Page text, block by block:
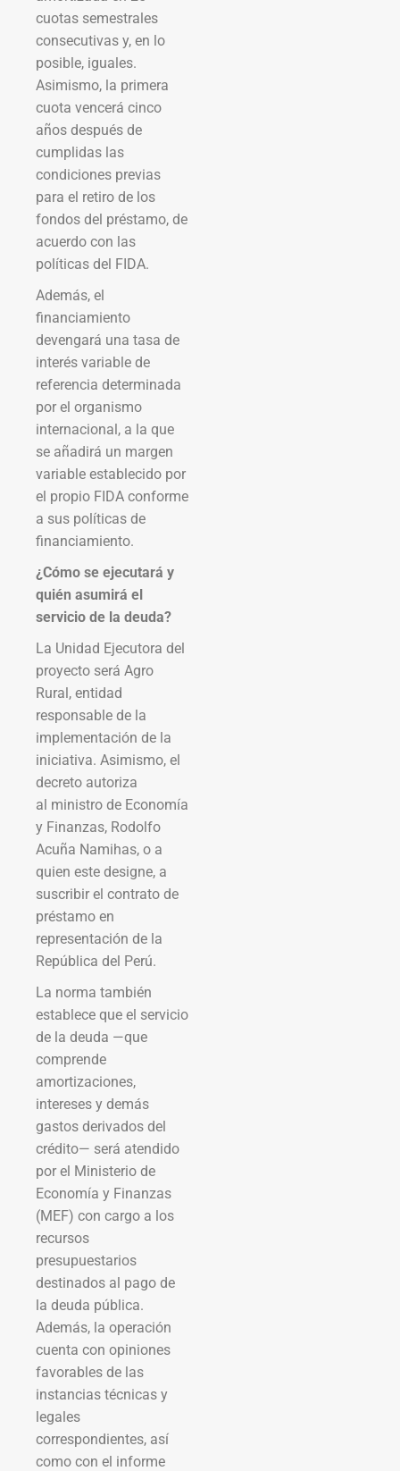
cuotas semestrales
consecutivas y, en lo
posible, iguales.
Asimismo, la primera
cuota vencerá cinco
años después de
cumplidas las
condiciones previas
para el retiro de los
fondos del préstamo, de
acuerdo con las
políticas del FIDA.
Además, el
financiamiento
devengará una tasa de
interés variable de
referencia determinada
por el organismo
internacional, a la que
se añadirá un margen
variable establecido por
el propio FIDA conforme
a sus políticas de
financiamiento.
¿Cómo se ejecutará y
quién asumirá el
servicio de la deuda?
La Unidad Ejecutora del
proyecto será Agro
Rural, entidad
responsable de la
implementación de la
iniciativa. Asimismo, el
decreto autoriza
al ministro de Economía
y Finanzas, Rodolfo
Acuña Namihas, o a
quien este designe, a
suscribir el contrato de
préstamo en
representación de la
República del Perú.
La norma también
establece que el servicio
de la deuda —que
comprende
amortizaciones,
intereses y demás
gastos derivados del
crédito— será atendido
por el Ministerio de
Economía y Finanzas
(MEF) con cargo a los
recursos
presupuestarios
destinados al pago de
la deuda pública.
Además, la operación
cuenta con opiniones
favorables de las
instancias técnicas y
legales
correspondientes, así
como con el informe